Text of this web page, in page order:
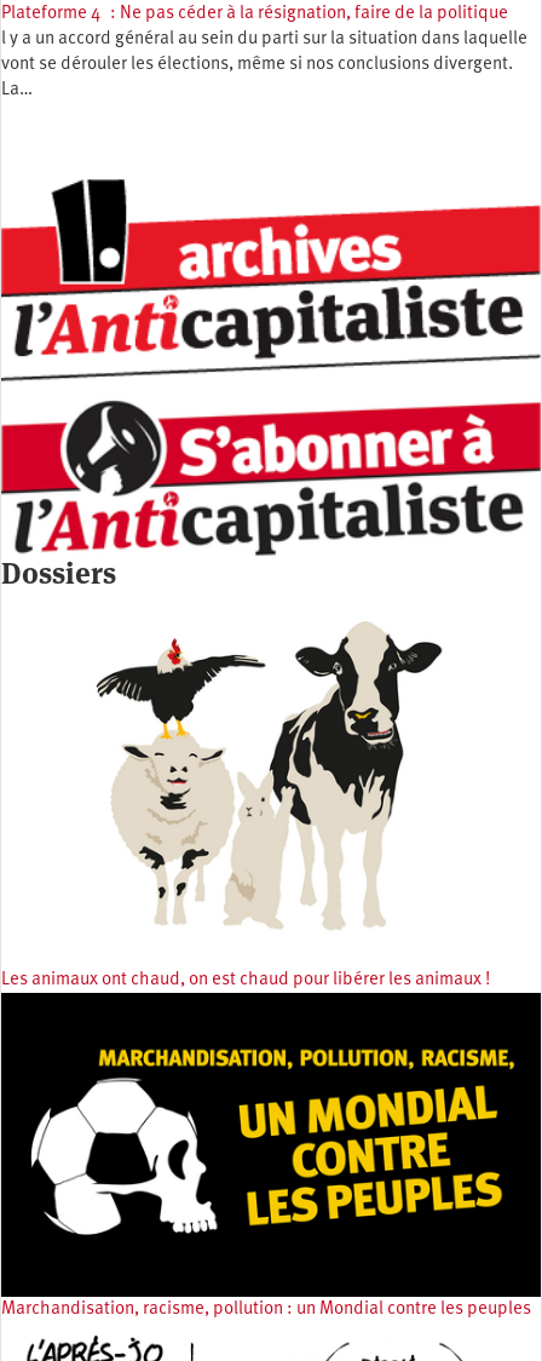
Plateforme 4 : Ne pas céder à la résignation, faire de la politique
l y a un accord général au sein du parti sur la situation dans laquelle
vont se dérouler les élections, même si nos conclusions divergent.
La…
Dossiers
Les animaux ont chaud, on est chaud pour libérer les animaux !
Marchandisation, racisme, pollution : un Mondial contre les peuples